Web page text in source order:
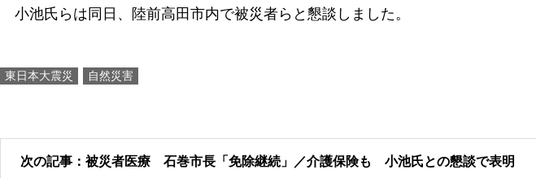
小池氏らは同日、陸前高田市内で被災者らと懇談しました。
東日本大震災 自然災害
次の記事：被災者医療 石巻市長「免除継続」／介護保険も 小池氏との懇談で表明